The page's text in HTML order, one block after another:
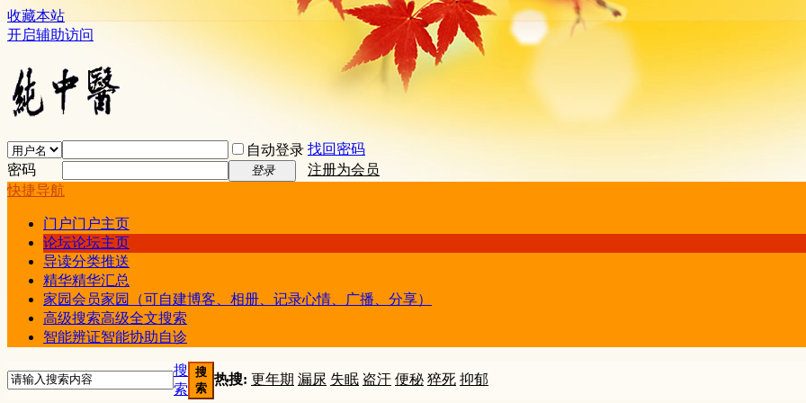
收藏本站
开启辅助访问
自动登录 找回密码
密码
登录
注册为会员
快捷导航
门户门户主页
论坛论坛主页
导读分类推送
精华精华汇总
家园会员家园（可自建博客、相册、记录心情、广播、分享）
高级搜索高级全文搜索
智能辨证智能协助自诊
搜
索
搜
索
热搜: 更年期 漏尿 失眠 盗汗 便秘 猝死 抑郁